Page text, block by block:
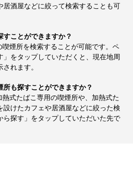
居酒屋などに絞って検索することも可
ことができますか？
煙所を検索することが可能です。ペ
」をタップしていただくと、現在地周
れます。
所も探すことができますか？
式たばこ専用の喫煙所や、加熱式た
設けたカフェや居酒屋などに絞った検
ら探す」をタップしていただいた先で